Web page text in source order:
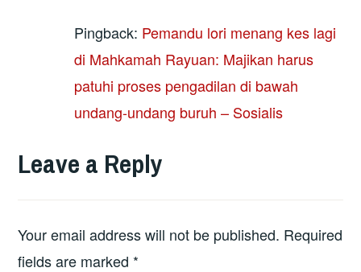
Pingback: Pemandu lori menang kes lagi
di Mahkamah Rayuan: Majikan harus
patuhi proses pengadilan di bawah
undang-undang buruh – Sosialis
Leave a Reply
Your email address will not be published. Required
fields are marked *